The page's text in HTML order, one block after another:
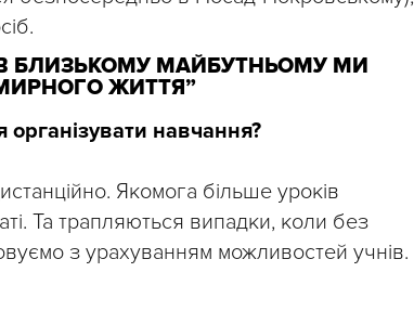
В БЛИЗЬКОМУ МАЙБУТНЬОМУ МИ
ЖИТТЯ”
навчання?
Якомога більше уроків
Та трапляються випадки, коли без
з урахуванням можливостей учнів.